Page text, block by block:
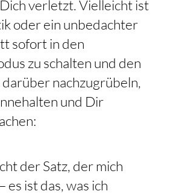
verletzt. Vielleicht ist
oder ein unbedachter
sofort in den
zu schalten und den
darüber nachzugrübeln,
und Dir
der Satz, der mich
es ist das, was ich